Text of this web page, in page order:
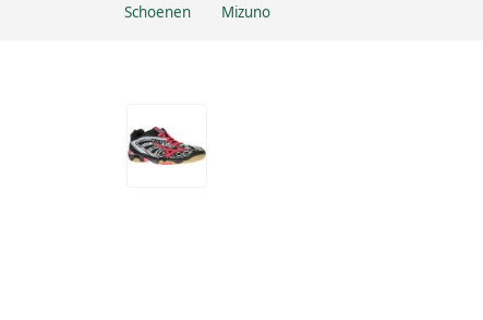
Schoenen Mizuno